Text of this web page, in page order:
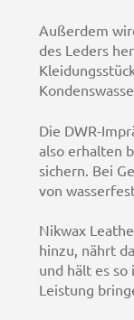
Außerdem
des Leders
Die DWR-
also erhalten
sichern. Bei
von
Nikwax
hinzu, nährt
und hält es so
Leistung